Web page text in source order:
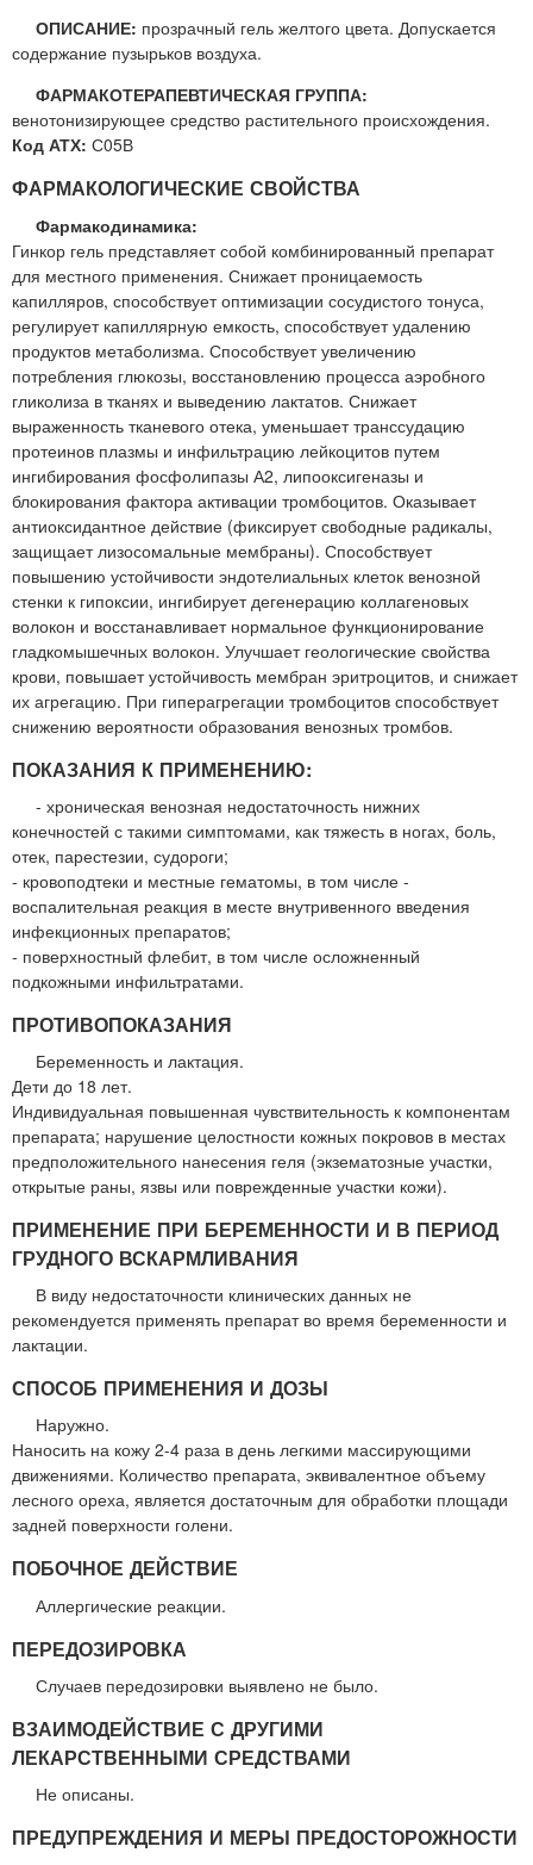
ОПИСАНИЕ: прозрачный гель желтого цвета. Допускается
содержание пузырьков воздуха.
ФАРМАКОТЕРАПЕВТИЧЕСКАЯ ГРУППА:
венотонизирующее средство растительного происхождения.
Код АТХ: С05В
ФАРМАКОЛОГИЧЕСКИЕ СВОЙСТВА
Фармакодинамика:
Гинкор гель представляет собой комбинированный препарат
для местного применения. Снижает проницаемость
капилляров, способствует оптимизации сосудистого тонуса,
регулирует капиллярную емкость, способствует удалению
продуктов метаболизма. Способствует увеличению
потребления глюкозы, восстановлению процесса аэробного
гликолиза в тканях и выведению лактатов. Снижает
выраженность тканевого отека, уменьшает транссудацию
протеинов плазмы и инфильтрацию лейкоцитов путем
ингибирования фосфолипазы А2, липооксигеназы и
блокирования фактора активации тромбоцитов. Оказывает
антиоксидантное действие (фиксирует свободные радикалы,
защищает лизосомальные мембраны). Способствует
повышению устойчивости эндотелиальных клеток венозной
стенки к гипоксии, ингибирует дегенерацию коллагеновых
волокон и восстанавливает нормальное функционирование
гладкомышечных волокон. Улучшает геологические свойства
крови, повышает устойчивость мембран эритроцитов, и снижает
их агрегацию. При гиперагрегации тромбоцитов способствует
снижению вероятности образования венозных тромбов.
ПОКАЗАНИЯ К ПРИМЕНЕНИЮ:
- хроническая венозная недостаточность нижних
конечностей с такими симптомами, как тяжесть в ногах, боль,
отек, парестезии, судороги;
- кровоподтеки и местные гематомы, в том числе -
воспалительная реакция в месте внутривенного введения
инфекционных препаратов;
- поверхностный флебит, в том числе осложненный
подкожными инфильтратами.
ПРОТИВОПОКАЗАНИЯ
Беременность и лактация.
Дети до 18 лет.
Индивидуальная повышенная чувствительность к компонентам
препарата; нарушение целостности кожных покровов в местах
предположительного нанесения геля (экзематозные участки,
открытые раны, язвы или поврежденные участки кожи).
ПРИМЕНЕНИЕ ПРИ БЕРЕМЕННОСТИ И В ПЕРИОД
ГРУДНОГО ВСКАРМЛИВАНИЯ
В виду недостаточности клинических данных не
рекомендуется применять препарат во время беременности и
лактации.
СПОСОБ ПРИМЕНЕНИЯ И ДОЗЫ
Наружно.
Наносить на кожу 2-4 раза в день легкими массирующими
движениями. Количество препарата, эквивалентное объему
лесного ореха, является достаточным для обработки площади
задней поверхности голени.
ПОБОЧНОЕ ДЕЙСТВИЕ
Аллергические реакции.
ПЕРЕДОЗИРОВКА
Случаев передозировки выявлено не было.
ВЗАИМОДЕЙСТВИЕ С ДРУГИМИ
ЛЕКАРСТВЕННЫМИ СРЕДСТВАМИ
Не описаны.
ПРЕДУПРЕЖДЕНИЯ И МЕРЫ ПРЕДОСТОРОЖНОСТИ